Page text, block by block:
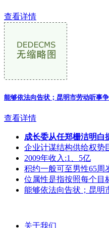
查看详情
能够依法向告状；昆明市劳动听事
查看详情
成长委从任郑栅洁明白
企业计谋结构供给权势
2009年收入:1、5亿
积约一般可至男性65周
位属性是指按照每个目
能够依法向告状；昆明
关于我们